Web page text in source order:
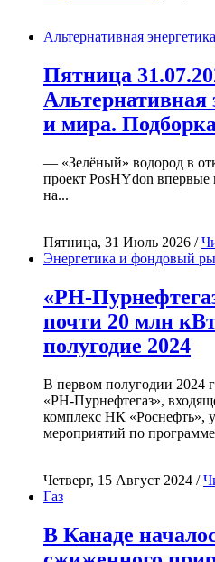
Альтернативная энергетика
Пятница
Альтернативная
и мира.
— «Зелёный» водород в
проект PosHYdon впервые
на...
Пятница, 31 Июль 2026 /
Энергетика и фондовый
«РН-
почти 20 млн
полугодие 2024
В первом полугодии 2024
«РН-Пурнефтегаз»,
комплекс НК «Роснефть»,
мероприятий по
Четверг, 15 Август 2024 /
Газ
В Канаде